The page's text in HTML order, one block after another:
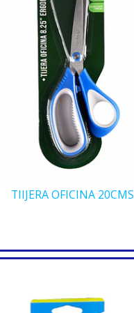
TIIJERA OFICINA 20CMS